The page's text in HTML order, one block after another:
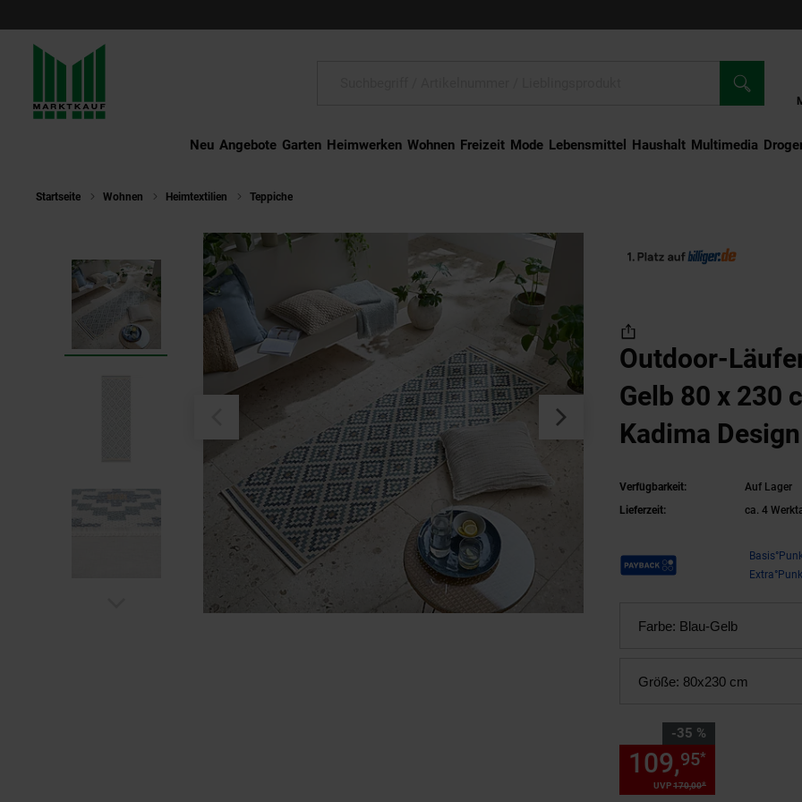
Neu Angebote Garten Heimwerken Wohnen Freizeit Mode Lebensmittel Haushalt Multimedia
Startseite Wohnen Heimtextilien Teppiche
Outdoor-
Gelb 80 x 230
Kadima Design
Verfügbarkeit:
Auf Lager
Lieferzeit:
ca. 4
Payback Punkte
Farbe: Blau-Gelb
Größe: 80x230 cm
-35 %
Sie Sparen 35 Prozent,
UVP170,00*
109,95*